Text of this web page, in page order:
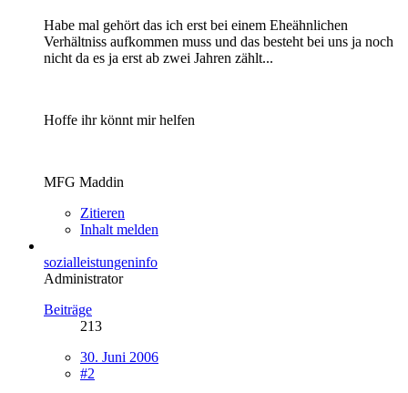
Habe mal gehört das ich erst bei einem Eheähnlichen
Verhältniss aufkommen muss und das besteht bei uns ja noch
nicht da es ja erst ab zwei Jahren zählt...
Hoffe ihr könnt mir helfen
MFG Maddin
Zitieren
Inhalt melden
sozialleistungeninfo
Administrator
Beiträge
213
30. Juni 2006
#2